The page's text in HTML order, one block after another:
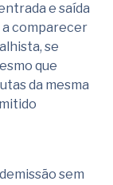
e saída
a comparecer
se
que
da mesma
sem